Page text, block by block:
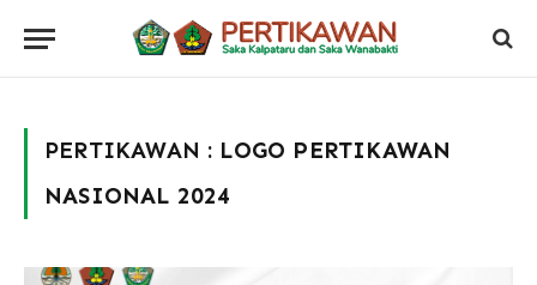
PERTIKAWAN : LOGO PERTIKAWAN
NASIONAL 2024